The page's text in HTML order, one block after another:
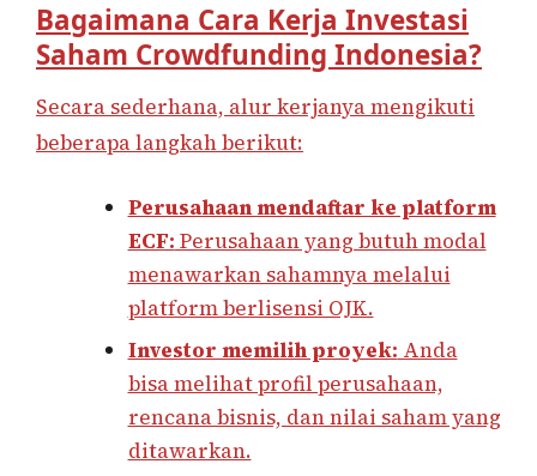
Bagaimana Cara Kerja Investasi
Saham Crowdfunding Indonesia?
Secara sederhana, alur kerjanya mengikuti
beberapa langkah berikut:
Perusahaan mendaftar ke platform
ECF: Perusahaan yang butuh modal
menawarkan sahamnya melalui
platform berlisensi OJK.
Investor memilih proyek: Anda
bisa melihat profil perusahaan,
rencana bisnis, dan nilai saham yang
ditawarkan.